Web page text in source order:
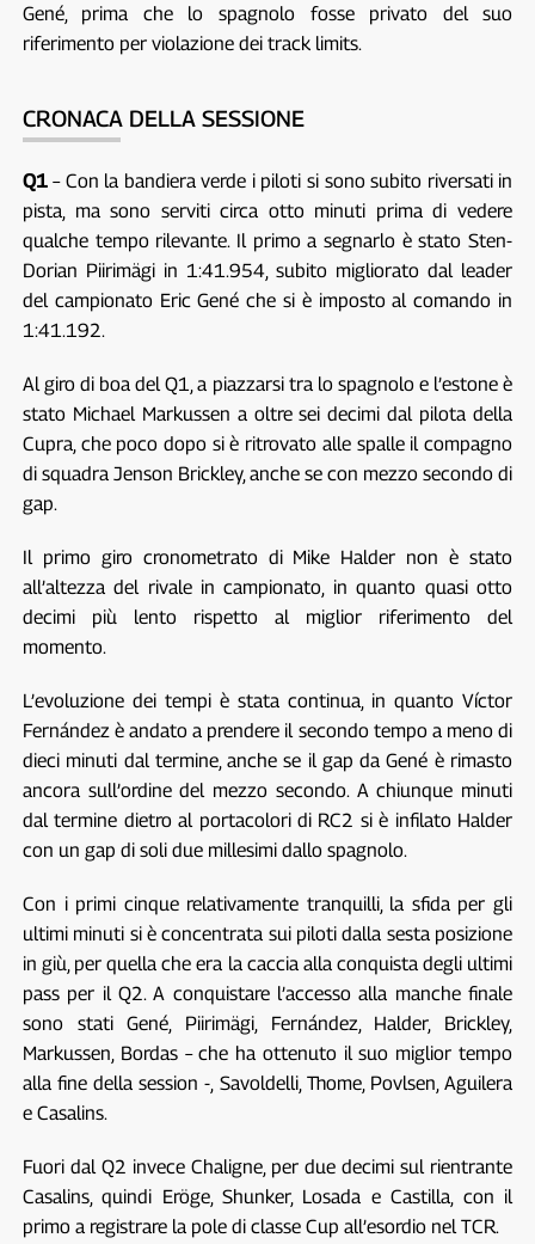
Gené, prima che lo spagnolo fosse privato del suo
riferimento per violazione dei track limits.
CRONACA DELLA SESSIONE
Q1– Con la bandiera verde i piloti si sono subito riversati in
pista, ma sono serviti circa otto minuti prima di vedere
qualche tempo rilevante. Il primo a segnarlo è stato Sten-
Dorian Piirimägi in 1:41.954, subito migliorato dal leader
del campionato Eric Gené che si è imposto al comando in
1:41.192.
Al giro di boa del Q1, a piazzarsi tra lo spagnolo e l’estone è
stato Michael Markussen a oltre sei decimi dal pilota della
Cupra, che poco dopo si è ritrovato alle spalle il compagno
di squadra Jenson Brickley, anche se con mezzo secondo di
gap.
Il primo giro cronometrato di Mike Halder non è stato
all’altezza del rivale in campionato, in quanto quasi otto
decimi più lento rispetto al miglior riferimento del
momento.
L’evoluzione dei tempi è stata continua, in quanto Víctor
Fernández è andato a prendere il secondo tempo a meno di
dieci minuti dal termine, anche se il gap da Gené è rimasto
ancora sull’ordine del mezzo secondo. A chiunque minuti
dal termine dietro al portacolori di RC2 si è infilato Halder
con un gap di soli due millesimi dallo spagnolo.
Con i primi cinque relativamente tranquilli, la sfida per gli
ultimi minuti si è concentrata sui piloti dalla sesta posizione
in giù, per quella che era la caccia alla conquista degli ultimi
pass per il Q2. A conquistare l’accesso alla manche finale
sono stati Gené, Piirimägi, Fernández, Halder, Brickley,
Markussen, Bordas – che ha ottenuto il suo miglior tempo
alla fine della session -, Savoldelli, Thome, Povlsen, Aguilera
e Casalins.
Fuori dal Q2 invece Chaligne, per due decimi sul rientrante
Casalins, quindi Eröge, Shunker, Losada e Castilla, con il
primo a registrare la pole di classe Cup all’esordio nel TCR.